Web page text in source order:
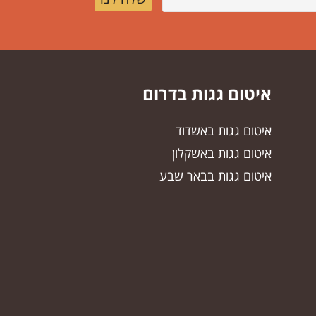
איטום גגות בדרום
איטום גגות באשדוד
איטום גגות באשקלון
איטום גגות בבאר שבע